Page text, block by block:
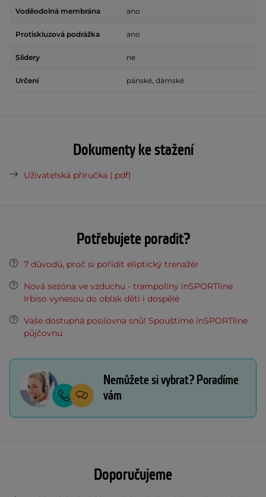
Voděodolná membrána ano
Protiskluzová podrážka ano
Slidery ne
Určení pánské, dámské
Dokumenty ke stažení
Uživatelská příručka (.pdf)
Potřebujete poradit?
7 důvodů, proč si pořídit eliptický trenažér
Nová sezóna ve vzduchu - trampolíny inSPORTline
Irbiso vynesou do oblak děti i dospělé
Vaše dostupná posilovna snů! Spouštíme inSPORTline
půjčovnu
Nemůžete si vybrat? Poradíme
vám
Doporučujeme